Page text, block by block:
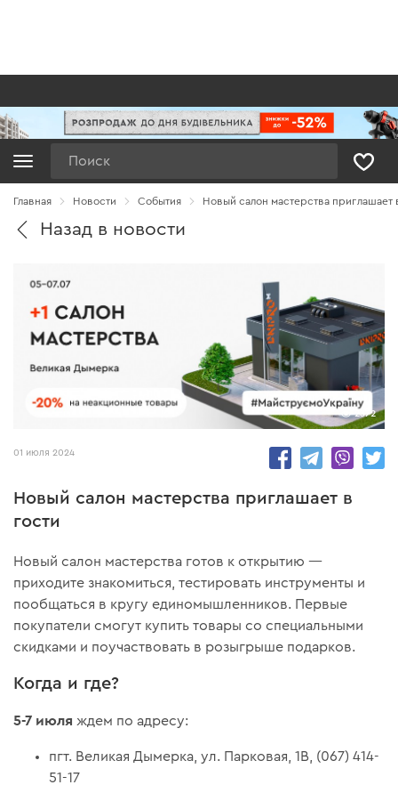
Главная Новости Cобытия Новый салон мастерства приглашает
Назад в новости
2372
01 июля 2024
Новый салон мастерства приглашает в
гости
Новый салон мастерства готов к открытию —
приходите знакомиться, тестировать инструменты и
пообщаться в кругу единомышленников. Первые
покупатели смогут купить товары со специальными
скидками и поучаствовать в розыгрыше подарков.
Когда и где?
5-7 июля ждем по адресу:
пгт. Великая Дымерка, ул. Парковая, 1В, (067) 414-
51-17